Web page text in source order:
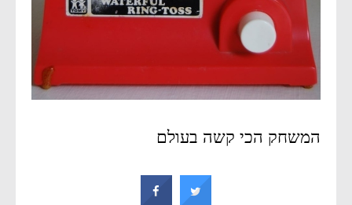
המשחק הכי קשה בעולם